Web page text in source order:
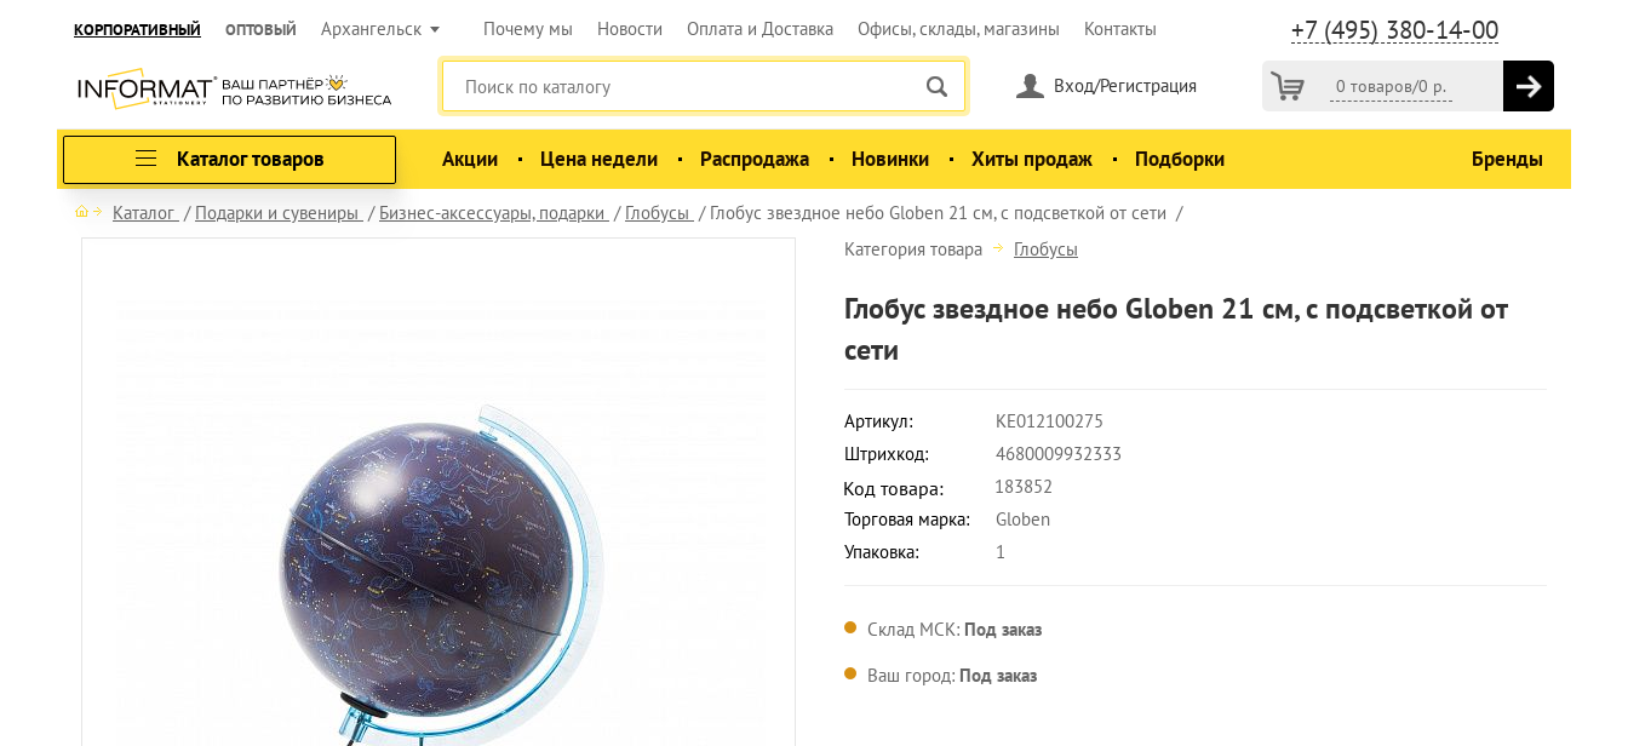
КОРПОРАТИВНЫЙ ОПТОВЫЙ Архангельск +7 (495) 380-14-00
Почему мы Новости Оплата и Доставка Офисы, склады, магазины Контакты
0 товаров/0 р.
Вход/Регистрация
Каталог товаров Акции Цена недели Распродажа Новинки Хиты продаж Подборки Бренды
Каталог Подарки и сувениры Бизнес-аксессуары, подарки Глобусы Глобус звездное небо Globen 21 см, с подсветкой от сети
Категория товара Глобусы
Глобус звездное небо Globen 21 см, с подсветкой от
сети
Артикул:
КЕ012100275
Штрихкод:
4680009932333
Код товара:
183852
Торговая марка:
Globen
Упаковка:
1
Склад МСК: Под заказ
Ваш город: Под заказ